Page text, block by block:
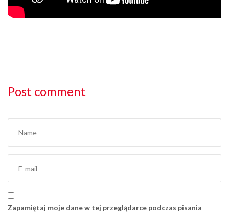
Post comment
Zapamiętaj moje dane w tej przeglądarce podczas pisania